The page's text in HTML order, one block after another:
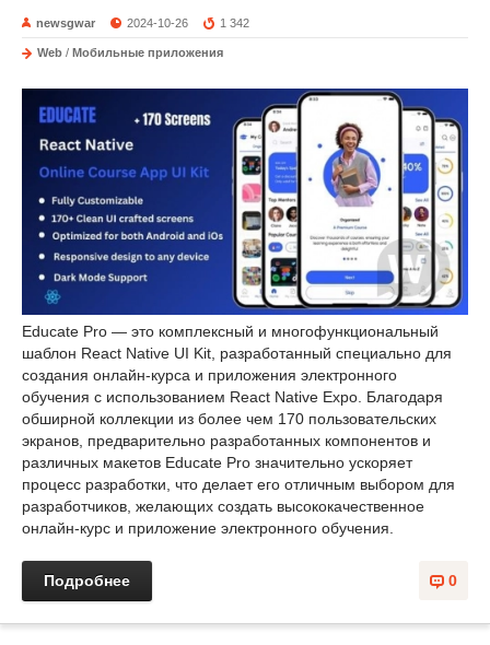
newsgwar 2024-10-26 1 342
Web / Мобильные приложения
Educate Pro — это комплексный и многофункциональный
шаблон React Native UI Kit, разработанный специально для
создания онлайн-курса и приложения электронного
обучения с использованием React Native Expo. Благодаря
обширной коллекции из более чем 170 пользовательских
экранов, предварительно разработанных компонентов и
различных макетов Educate Pro значительно ускоряет
процесс разработки, что делает его отличным выбором для
разработчиков, желающих создать высококачественное
онлайн-курс и приложение электронного обучения.
0
Подробнее